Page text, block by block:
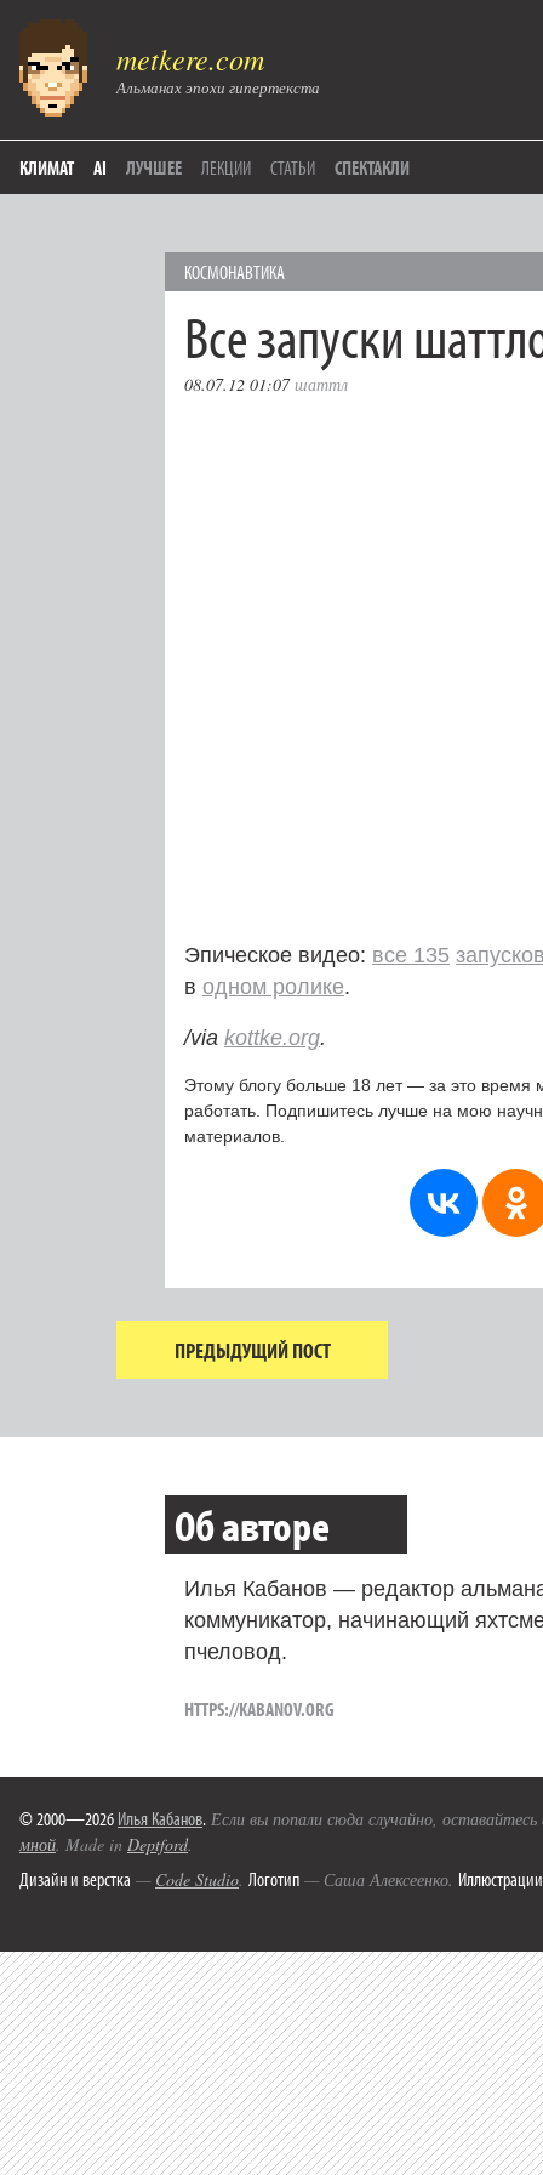
metkere.com
Альманах эпохи гипертекста
КЛИМАТ AI ЛУЧШЕЕ ЛЕКЦИИ СТАТЬИ СПЕКТАКЛИ
КОСМОНАВТИКА
Все запуски
08.07.12 01:07 шаттл
Эпическое видео: все 135
в одном ролике.
/via kottke.org.
Этому блогу больше 18 лет — за это время
работать. Подпишитесь лучше на мою
материалов.
ПРЕДЫДУЩИЙ ПОСТ
Об авторе
Илья Кабанов — редактор
коммуникатор, начинающий
пчеловод.
HTTPS://KABANOV.ORG
© 2000—2026 Илья Кабанов. Если вы попали сюда случайно,
мной. Made in Deptford.
Дизайн и верстка — Code Studio. Логотип — Саша Алексеенко. Иллюстрации